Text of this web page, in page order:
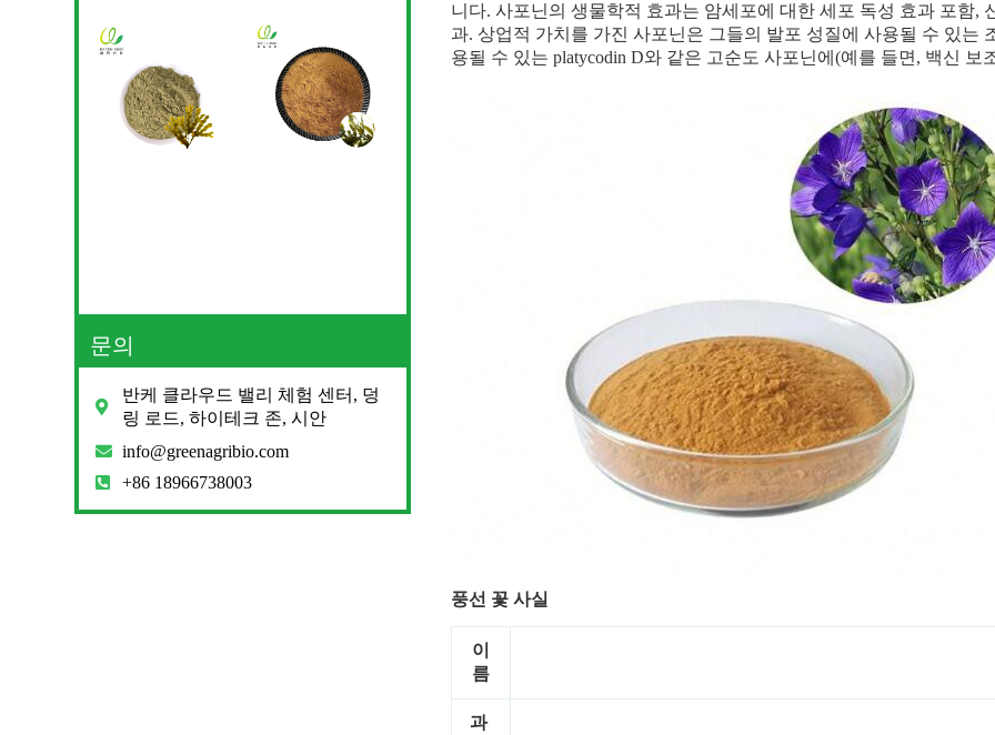
니다. 사포닌의 생물학적 효과는 암세포에 대한 세포 독성 효과 포함,
과. 상업적 가치를 가진 사포닌은 그들의 발포 성질에 사용될 수 있는
용될 수 있는 platycodin D와 같은 고순도 사포닌에(예를 들면, 백신 보
풍선 꽃 사실
이
름
과
문의
반케 클라우드 밸리 체험 센터, 덩
링 로드, 하이테크 존, 시안
info@greenagribio.com
+86 18966738003